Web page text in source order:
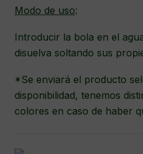
Modo de uso:
Introducir la bola en el
disuelva soltando sus
*Se enviará el producto
disponibilidad, tenemos
colores en caso de haber